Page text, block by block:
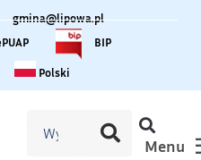
gmina@lipowa.pl
BIP
to English
Zmiana języka na polski
Polski
Menu